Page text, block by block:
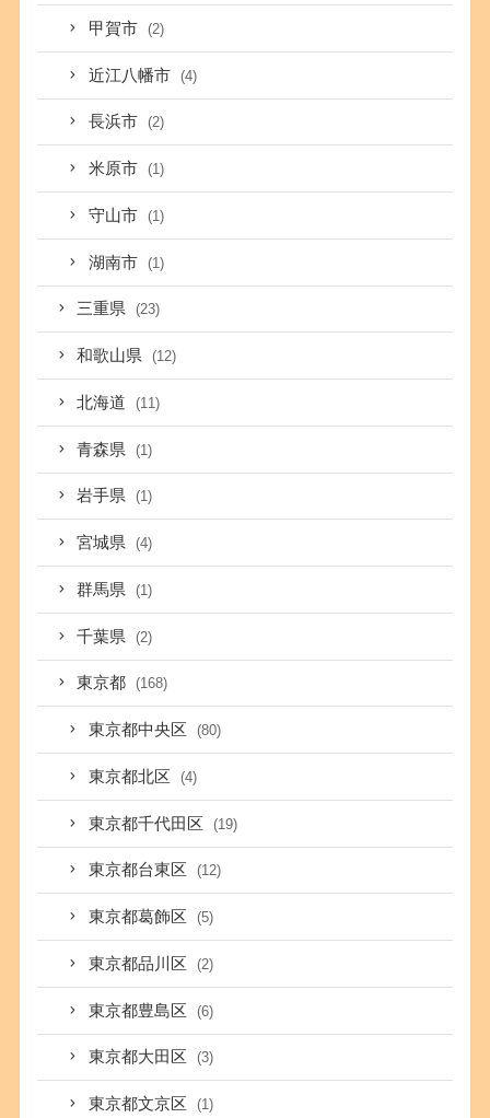
甲賀市 (2)
近江八幡市 (4)
長浜市 (2)
米原市 (1)
守山市 (1)
湖南市 (1)
三重県 (23)
和歌山県 (12)
北海道 (11)
青森県 (1)
岩手県 (1)
宮城県 (4)
群馬県 (1)
千葉県 (2)
東京都 (168)
東京都中央区 (80)
東京都北区 (4)
東京都千代田区 (19)
東京都台東区 (12)
東京都葛飾区 (5)
東京都品川区 (2)
東京都豊島区 (6)
東京都大田区 (3)
東京都文京区 (1)